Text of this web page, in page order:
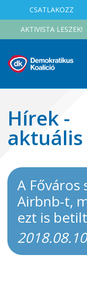
CSATLAKOZZ
AKTIVISTA LESZEK!
Hírek -
aktuális
A Főváros
Airbnb-t,
ezt is